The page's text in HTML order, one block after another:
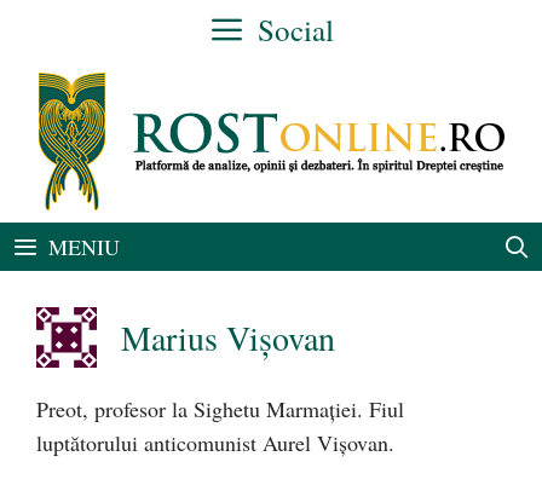
conținut
Social
MENIU
Marius Vișovan
Preot, profesor la Sighetu Marmației. Fiul
luptătorului anticomunist Aurel Vișovan.